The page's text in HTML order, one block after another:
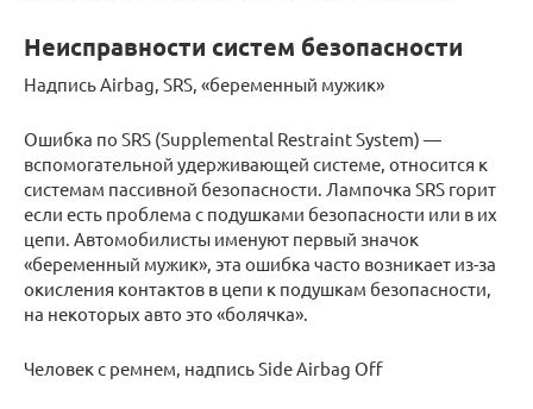
Неисправности систем безопасности
Надпись Airbag, SRS, «беременный мужик»
Ошибка по SRS (Supplemental Restraint System) —
вспомогательной удерживающей системе, относится к
системам пассивной безопасности. Лампочка SRS горит
если есть проблема с подушками безопасности или в их
цепи. Автомобилисты именуют первый значок
«беременный мужик», эта ошибка часто возникает из-за
окисления контактов в цепи к подушкам безопасности,
на некоторых авто это «болячка».
Человек с ремнем, надпись Side Airbag Off